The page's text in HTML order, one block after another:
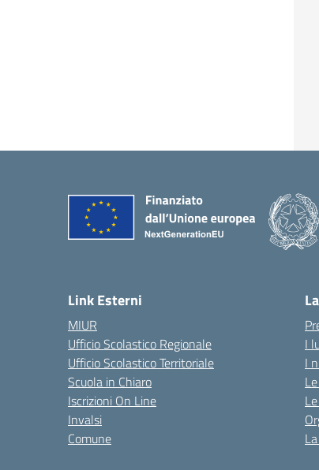
Link Esterni
MIUR
Ufficio Scolastico Regionale
Ufficio Scolastico Territoriale
Scuola in Chiaro
Iscrizioni On Line
Invalsi
Comune
I
I